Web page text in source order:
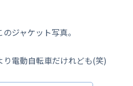
ジャケット写真。
電動自転車だけれども(笑)